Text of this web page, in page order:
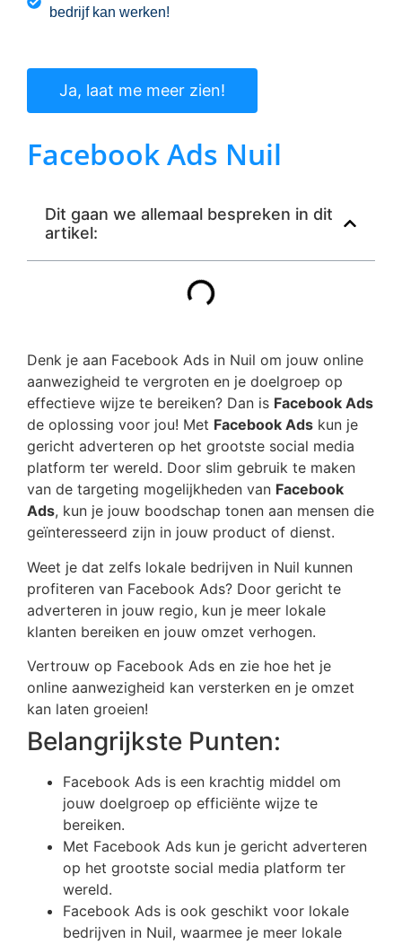
bedrijf kan werken!
Ja, laat me meer zien!
Facebook Ads Nuil
Dit gaan we allemaal bespreken in dit
artikel:
Denk je aan Facebook Ads in Nuil om jouw online
aanwezigheid te vergroten en je doelgroep op
effectieve wijze te bereiken? Dan is Facebook Ads
de oplossing voor jou! Met Facebook Ads kun je
gericht adverteren op het grootste social media
platform ter wereld. Door slim gebruik te maken
van de targeting mogelijkheden van Facebook
Ads, kun je jouw boodschap tonen aan mensen die
geïnteresseerd zijn in jouw product of dienst.
Weet je dat zelfs lokale bedrijven in Nuil kunnen
profiteren van Facebook Ads? Door gericht te
adverteren in jouw regio, kun je meer lokale
klanten bereiken en jouw omzet verhogen.
Vertrouw op Facebook Ads en zie hoe het je
online aanwezigheid kan versterken en je omzet
kan laten groeien!
Belangrijkste Punten:
Facebook Ads is een krachtig middel om
jouw doelgroep op efficiënte wijze te
bereiken.
Met Facebook Ads kun je gericht adverteren
op het grootste social media platform ter
wereld.
Facebook Ads is ook geschikt voor lokale
bedrijven in Nuil, waarmee je meer lokale